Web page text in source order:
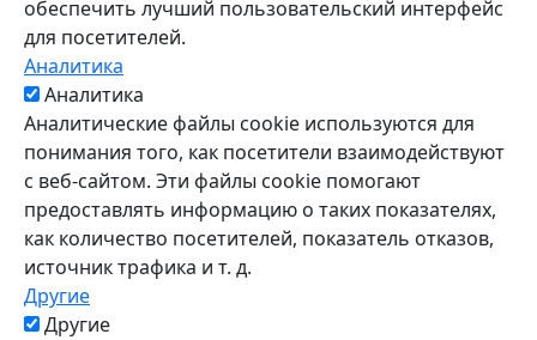
обеспечить лучший пользовательский интерфейс
для посетителей.
Аналитика
Аналитика
Аналитические файлы cookie используются для
понимания того, как посетители взаимодействуют
с веб-сайтом. Эти файлы cookie помогают
предоставлять информацию о таких показателях,
как количество посетителей, показатель отказов,
источник трафика и т. д.
Другие
Другие